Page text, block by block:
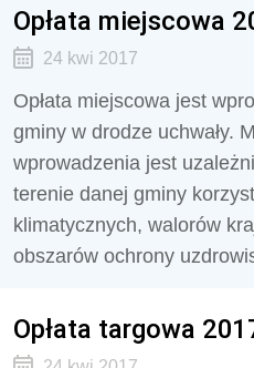
Opłata miejscowa
24 kwi 2017
Opłata miejscowa jest
gminy w drodze uchwały.
wprowadzenia jest
terenie danej gminy
klimatycznych, walorów
obszarów ochrony
Opłata targowa